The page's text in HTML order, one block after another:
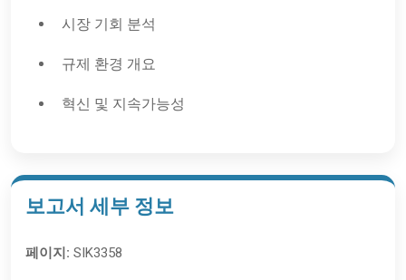
시장 기회 분석
규제 환경 개요
혁신 및 지속가능성
보고서 세부 정보
페이지: SIK3358